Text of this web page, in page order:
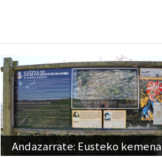
Andazarrate: Eusteko kemena